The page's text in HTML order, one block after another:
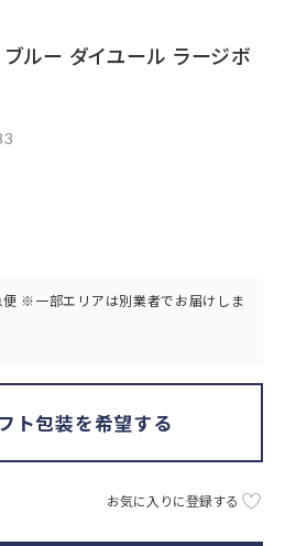
ブルー ダイユール ラージボ
便 ※一部エリアは別業者でお届けしま
ト包装を希望する
お気に入りに登録する